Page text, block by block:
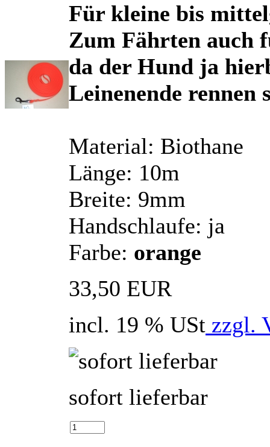
Für kleine bis
Zum Fährten auch
da der Hund ja
Leinenende rennen
Material: Biothane
Länge: 10m
Breite: 9mm
Handschlaufe: ja
Farbe: orange
33,50 EUR
incl. 19 % USt zzgl.
sofort lieferbar